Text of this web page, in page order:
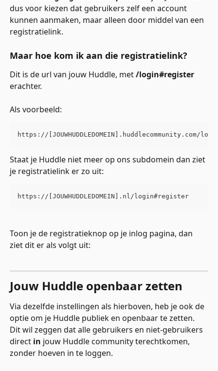
dus voor kiezen dat gebruikers zelf een account
kunnen aanmaken, maar alleen door middel van een
registratielink.
Maar hoe kom ik aan die registratielink?
Dit is de url van jouw Huddle, met /login#register
erachter.
Als voorbeeld:
https://[JOUWHUDDLEDOMEIN].huddlecommunity.com/
Staat je Huddle niet meer op ons subdomein dan ziet
je registratielink er zo uit:
https://[JOUWHUDDLEDOMEIN].nl/login#register
Toon je de registratieknop op je inlog pagina, dan
ziet dit er als volgt uit:
Jouw Huddle openbaar zetten
Via dezelfde instellingen als hierboven, heb je ook de
optie om je Huddle publiek en openbaar te zetten.
Dit wil zeggen dat alle gebruikers en niet-gebruikers
direct in jouw Huddle community terechtkomen,
zonder hoeven in te loggen.